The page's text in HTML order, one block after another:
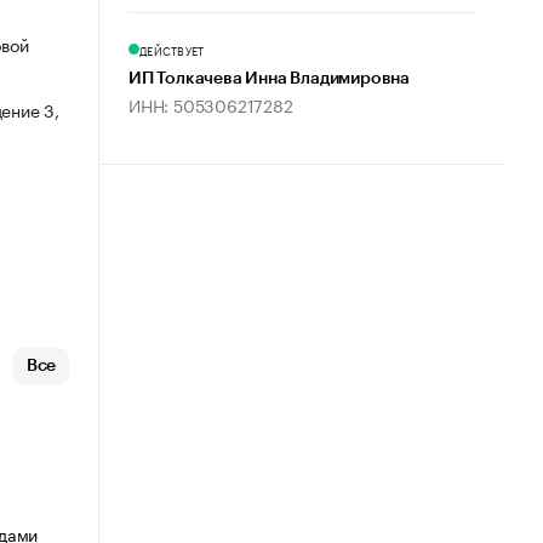
3,
Все
ДЕЙСТВУЕТ
ИП Толкачева Инна Владимировна
ИНН: 505306217282